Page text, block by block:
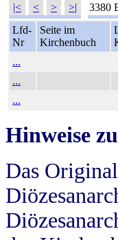
|< < > >| 3380
Lfd-
Nr
Seite im
Kirchenbuch
...
...
...
Hinweise
Das